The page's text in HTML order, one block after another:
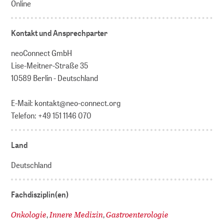
Online
Kontakt und Ansprechparter
neoConnect GmbH
Lise-Meitner-Straße 35
10589 Berlin - Deutschland
E-Mail: kontakt@neo-connect.org
Telefon: +49 151 1146 070
Land
Deutschland
Fachdisziplin(en)
Onkologie,Innere Medizin,Gastroenterologie